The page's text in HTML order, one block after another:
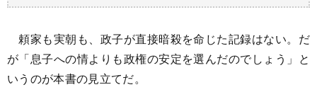
頼家も実朝も、政子が直接暗殺を命じた記録はない。だ
が「息子への情よりも政権の安定を選んだのでしょう」と
いうのが本書の見立てだ。